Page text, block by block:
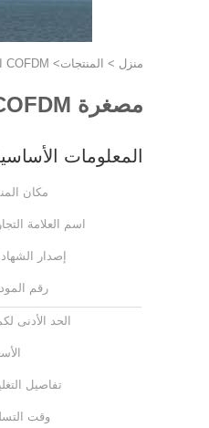
منزل > المنتجات> COFDM الارسال اللاسلكي فيديو
مصغرة COFDM فيديو الارسال اللاسلكي طويل المدى جيد التوافق
المعلومات
مكان
اسم العلامة
إصدار
رقم
الحد الأدنى
تفاصيل
وقت